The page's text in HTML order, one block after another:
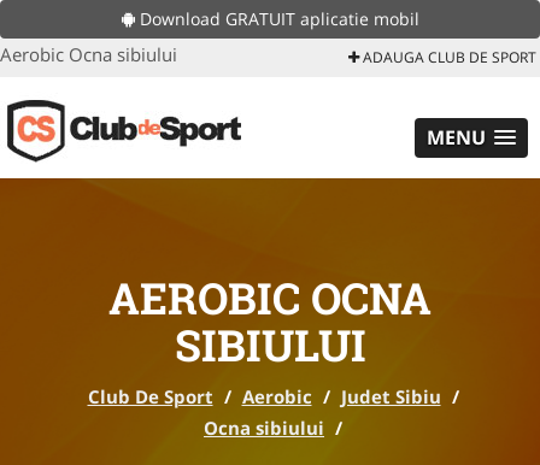
Download GRATUIT aplicatie mobil
Aerobic Ocna sibiului ADAUGA CLUB DE SPORT
MENU
AEROBIC OCNA
SIBIULUI
Club De Sport / Aerobic / Judet Sibiu /
Ocna sibiului /